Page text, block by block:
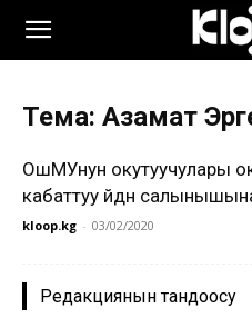
Тема: Азамат
ОшМУнун окутуучулары
кабаттуу үйдүн
kloop.kg - 03/02/2020
Редакциянын тандоосу